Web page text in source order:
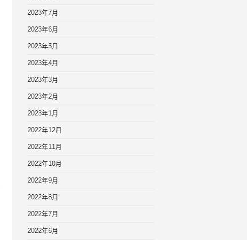
2023年7月
2023年6月
2023年5月
2023年4月
2023年3月
2023年2月
2023年1月
2022年12月
2022年11月
2022年10月
2022年9月
2022年8月
2022年7月
2022年6月